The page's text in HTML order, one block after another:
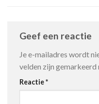
Geef een reactie
Je e-mailadres wordt
velden zijn gemarkeerd
Reactie*